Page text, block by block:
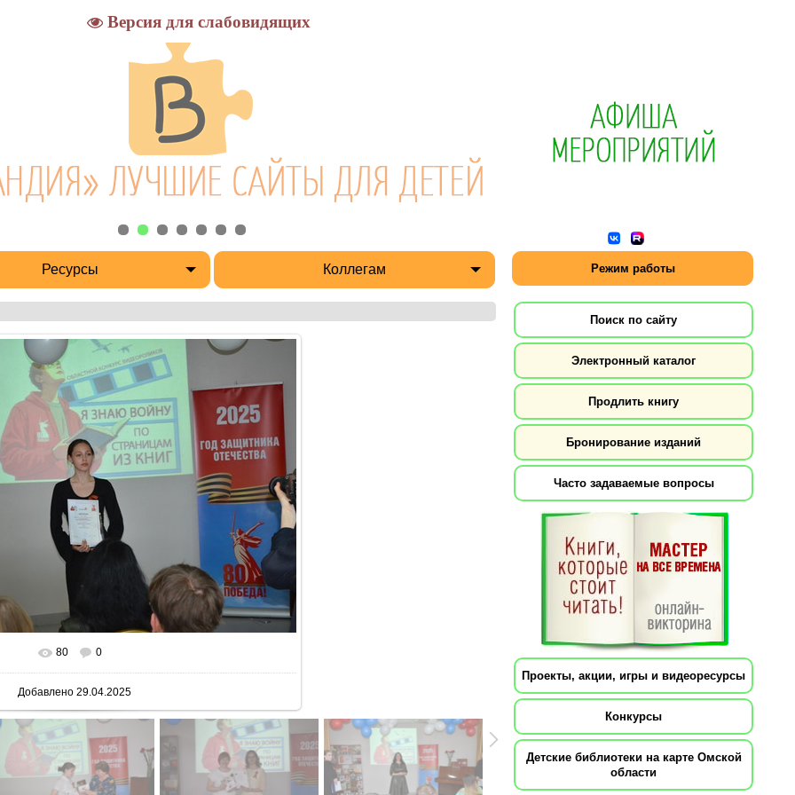
Версия для слабовидящих
Ресурсы Коллегам Режим работы
размере 800x530
80 0
Добавлено 29.04.2025
Поиск по сайту
Электронный каталог
Продлить книгу
Бронирование изданий
Часто задаваемые вопросы
Проекты, акции, игры и видеоресурсы
Конкурсы
Детские библиотеки на карте Омской
области